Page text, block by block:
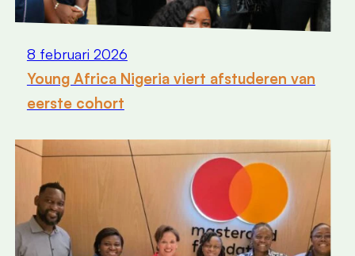
8 februari 2026
Young Africa Nigeria viert afstuderen van
eerste cohort